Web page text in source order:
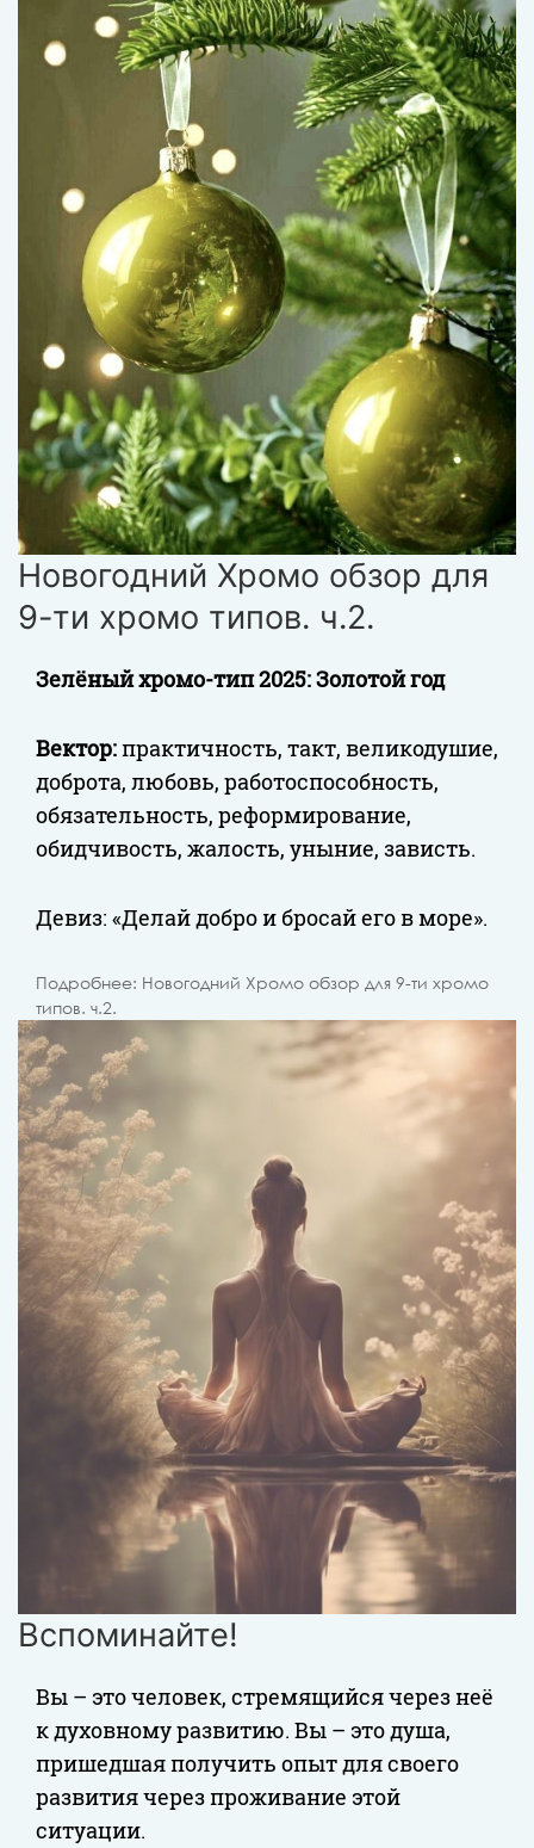
Новогодний Хромо обзор для
9-ти хромо типов. ч.2.
Зелёный хромо-тип 2025: Золотой год
Вектор:практичность, такт, великодушие,
доброта, любовь, работоспособность,
обязательность, реформирование,
обидчивость, жалость, уныние, зависть.
Девиз: «Делай добро и бросай его в море».
Подробнее: Новогодний Хромо обзор для 9-ти хромо
типов. ч.2.
Вспоминайте!
Вы – это человек, стремящийся через неё
к духовному развитию. Вы – это душа,
пришедшая получить опыт для своего
развития через проживание этой
ситуации.